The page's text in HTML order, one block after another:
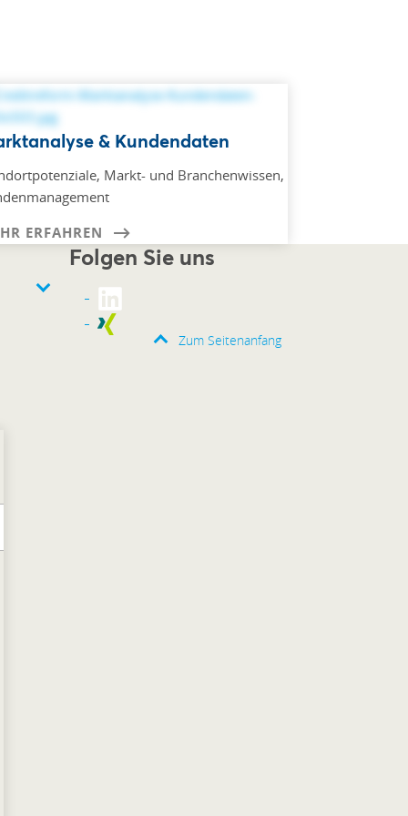
& Kundendaten
Markt- und Branchenwissen,
ERFAHREN
Folgen Sie uns
Zum Seitenanfang